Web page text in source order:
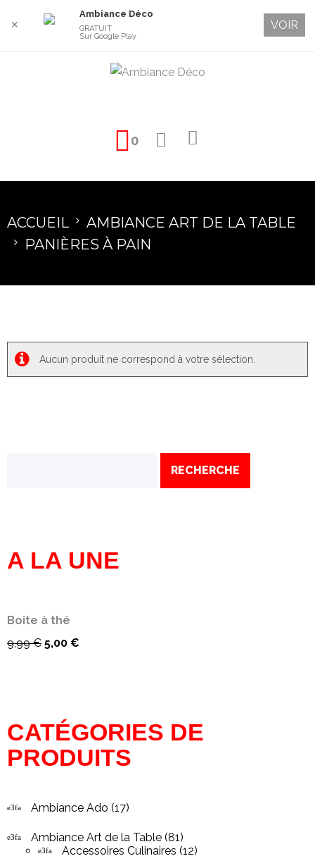
0
ACCUEIL
AMBIANCE ART DE LA TABLE
PANIÈRES À PAIN
Aucun produit ne correspond à votre sélection.
A LA UNE
Boite à thé
9,99€ 5,00 €
CATÉGORIES DE
PRODUITS
Ambiance Ado (17)
Ambiance Art de la Table (81)
Accessoires Culinaires (12)
✕
Ambiance Déco
GRATUIT
Sur Google Play
VOIR